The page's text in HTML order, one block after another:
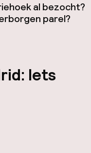
al bezocht?
parel?
Iets